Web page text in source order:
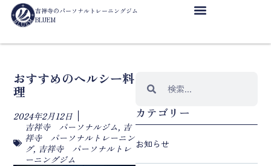
吉祥寺のパーソナルトレーニングジム
BLUEM
おすすめのヘルシー料
理
2024年2月12日
吉祥寺 パーソナルジム, 吉
祥寺 パーソナルトレーニン
グ, 吉祥寺 パーソナルトレ
ーニングジム
カテゴリー
お知らせ